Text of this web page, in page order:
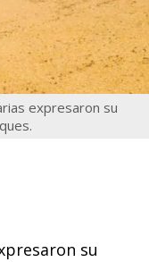
expresaron su
su